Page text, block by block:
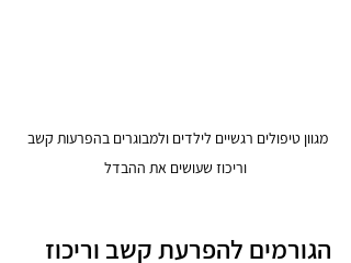
מגוון טיפולים רגשיים לילדים ולמבוגרים בהפרעות קשב
וריכוז שעושים את ההבדל
הגורמים להפרעת קשב וריכוז